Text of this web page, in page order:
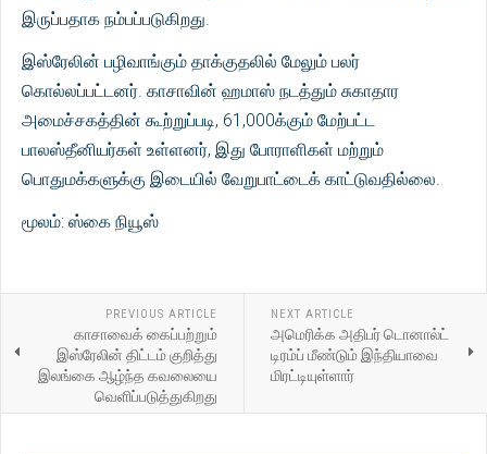
இருப்பதாக நம்பப்படுகிறது.
இஸ்ரேலின் பழிவாங்கும் தாக்குதலில் மேலும் பலர்
கொல்லப்பட்டனர். காசாவின் ஹமாஸ் நடத்தும் சுகாதார
அமைச்சகத்தின் கூற்றுப்படி, 61,000க்கும் மேற்பட்ட
பாலஸ்தீனியர்கள் உள்ளனர், இது போராளிகள் மற்றும்
பொதுமக்களுக்கு இடையில் வேறுபாட்டைக் காட்டுவதில்லை.
மூலம்: ஸ்கை நியூஸ்
PREVIOUS ARTICLE
காசாவைக் கைப்பற்றும்
இஸ்ரேலின் திட்டம் குறித்து
இலங்கை ஆழ்ந்த கவலையை
வெளிப்படுத்துகிறது
NEXT ARTICLE
அமெரிக்க அதிபர் டொனால்ட்
டிரம்ப் மீண்டும் இந்தியாவை
மிரட்டியுள்ளார்